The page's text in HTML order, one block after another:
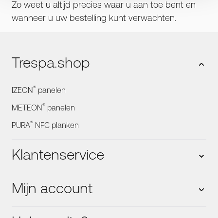
Zo weet u altijd precies waar u aan toe bent en
wanneer u uw bestelling kunt verwachten.
Trespa.shop
IZEON® panelen
METEON® panelen
PURA® NFC planken
Klantenservice
Mijn account